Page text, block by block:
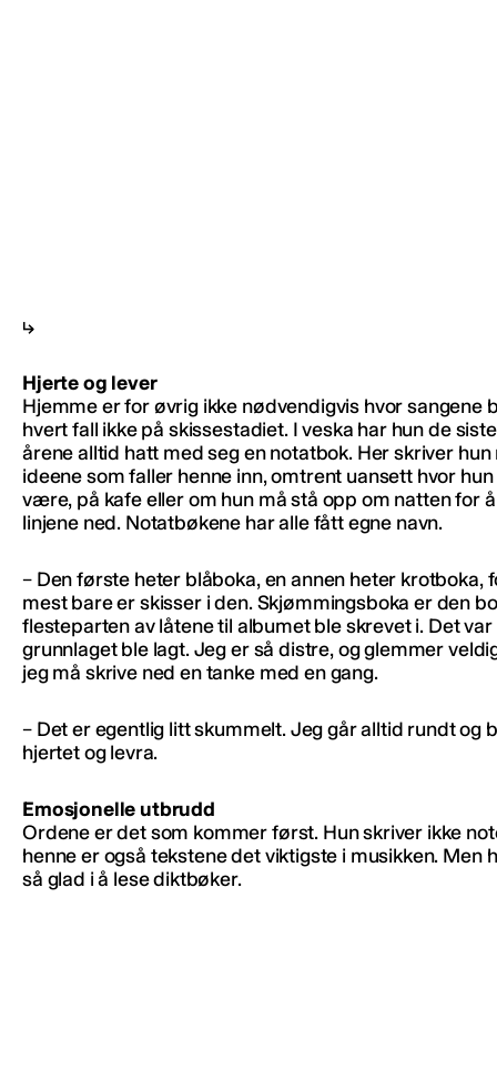
Hjerte og lever
Hjemme er for øvrig ikke nødvendigvis hvor sangene
hvert fall ikke på skissestadiet. I veska har hun de
årene alltid hatt med seg en notatbok. Her skriver hun
ideene som faller henne inn, omtrent uansett hvor
være, på kafe eller om hun må stå opp om natten for
linjene ned. Notatbøkene har alle fått egne navn.
– Den første heter blåboka, en annen heter krotboka,
mest bare er skisser i den. Skjømmingsboka er den
flesteparten av låtene til albumet ble skrevet i. Det var
grunnlaget ble lagt. Jeg er så distre, og glemmer
jeg må skrive ned en tanke med en gang.
– Det er egentlig litt skummelt. Jeg går alltid rundt og
hjertet og levra.
Emosjonelle utbrudd
Ordene er det som kommer først. Hun skriver ikke
henne er også tekstene det viktigste i musikken. Men
så glad i å lese diktbøker.